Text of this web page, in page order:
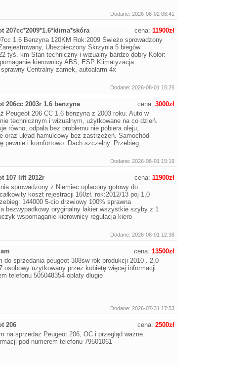
Dodane: 2026-08-02 08:41
207cc*2009*1.6*klima*skóra
1.6 Benzyna 120KM Rok:2009 Świeżo sprowadzony
Ubezpieczony Skrzynia 5 biegów
tyś. km Stan techniczny i wizualny bardzo dobry Kolor:
kierownicy ABS, ESP Klimatyzacja
Centralny zamek, autoalarm 4x
cena: 11900zł
Dodane: 2026-08-01 15:25
206cc 2003r 1.6 benzyna
Peugeot 206 CC 1.6 benzyna z 2003 roku. Auto w
technicznym i wizualnym, użytkowane na co dzień.
równo, odpala bez problemu nie pobiera oleju,
oraz układ hamulcowy bez zastrzeżeń. Samochód
pewnie i komfortowo. Dach szczelny. Przebieg
cena: 3000zł
Dodane: 2026-08-01 15:19
107 lift 2012r
sprowadzony z Niemiec opłacony gotowy do
koszt rejestracji 160zł. rok:2012/13 poj 1,0
144000 5-cio drzwiowy 100% sprawna
bezwypadkowy oryginalny lakier wszystkie szyby z 1
wspomaganie kierownicy regulacja kiero
cena: 11900zł
Dodane: 2026-08-01 12:38
do sprzedania peugeot 308sw rok produkcji 2010 . 2,0
osobowy użytkowany przez kobietę więcej informacji
telefonu 505048354 opłaty dlugie
cena: 13500zł
Dodane: 2026-07-31 17:53
206
na sprzedaż Peugeot 206, OC i przegląd ważne.
pod numerem telefonu 79501061
cena: 2500zł